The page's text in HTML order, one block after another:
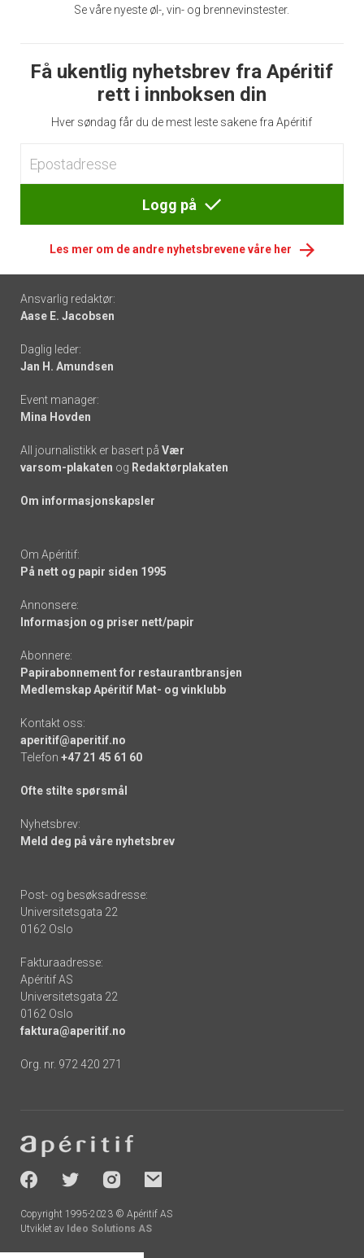
Se våre nyeste øl-, vin- og brennevinstester.
Få ukentlig nyhetsbrev fra Apéritif
rett i innboksen din
Hver søndag får du de mest leste sakene fra Apéritif
Logg på
Les mer om de andre nyhetsbrevene våre her
Footer
-
links
Ansvarlig redaktør:
Aase E. Jacobsen
Daglig leder:
Jan H. Amundsen
Event manager:
Mina Hovden
All journalistikk er basert på Vær
varsom-plakaten og Redaktørplakaten
Om informasjonskapsler
Om Apéritif:
På nett og papir siden 1995
Annonsere:
Informasjon og priser nett/papir
Abonnere:
Papirabonnement for restaurantbransjen
Medlemskap Apéritif Mat- og vinklubb
Kontakt oss:
aperitif@aperitif.no
Telefon +47 21 45 61 60
Ofte stilte spørsmål
Nyhetsbrev:
Meld deg på våre nyhetsbrev
Post- og besøksadresse:
Universitetsgata 22
0162 Oslo
Fakturaadresse:
Apéritif AS
Universitetsgata 22
0162 Oslo
faktura@aperitif.no
Org. nr. 972 420 271
-
socials
Copyright 1995-2023 © Apéritif AS
Utviklet av Ideo Solutions AS